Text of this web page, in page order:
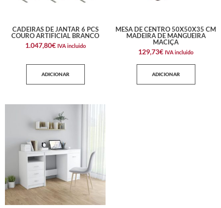
CADEIRAS DE JANTAR 6 PCS
COURO ARTIFICIAL BRANCO
1.047,80€ IVA incluido
ADICIONAR
MESA DE CENTRO 50X50X35 CM
MADEIRA DE MANGUEIRA
MACIÇA
129,73€ IVA incluido
ADICIONAR